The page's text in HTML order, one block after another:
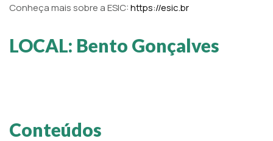
Conheça mais sobre a ESIC:https://esic.br
LOCAL: Bento Gonçalves
Conteúdos